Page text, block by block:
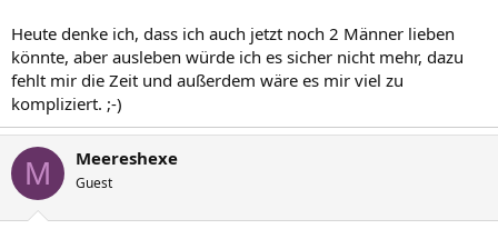
Heute denke ich, dass ich auch jetzt noch 2 Männer lieben
könnte, aber ausleben würde ich es sicher nicht mehr, dazu
fehlt mir die Zeit und außerdem wäre es mir viel zu
kompliziert. ;-)
M Meereshexe
Guest